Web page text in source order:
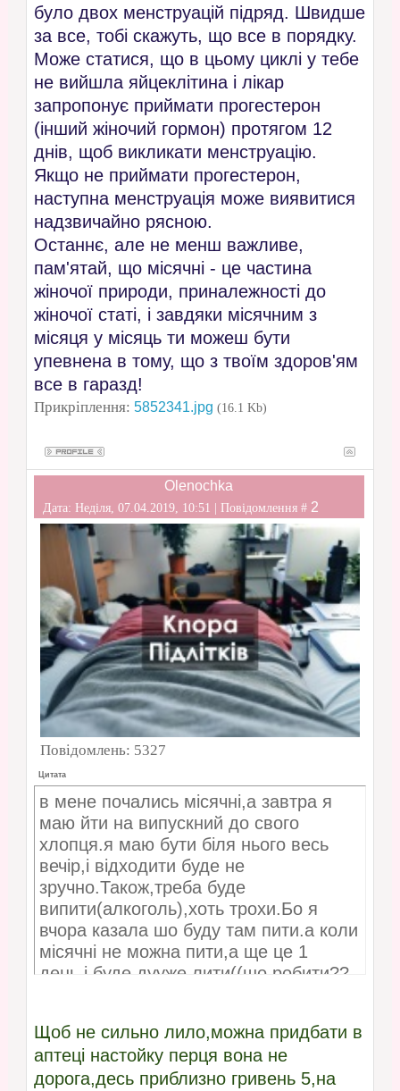
було двох менструацій підряд. Швидше
за все, тобі скажуть, що все в порядку.
Може статися, що в цьому циклі у тебе
не вийшла яйцеклітина і лікар
запропонує приймати прогестерон
(інший жіночий гормон) протягом 12
днів, щоб викликати менструацію.
Якщо не приймати прогестерон,
наступна менструація може виявитися
надзвичайно рясною.
Останнє, але не менш важливе,
пам'ятай, що місячні - це частина
жіночої природи, приналежності до
жіночої статі, і завдяки місячним з
місяця у місяць ти можеш бути
упевнена в тому, що з твоїм здоров'ям
все в гаразд!
Прикріплення: 5852341.jpg (16.1 Kb)
Olenochka
Дата: Неділя, 07.04.2019, 10:51 | Повідомлення # 2
Повідомлень: 5327
Цитата
в мене почались місячні,а завтра я
маю йти на випускний до свого
хлопця.я маю бути біля нього весь
вечір,і відходити буде не
зручно.Також,треба буде
випити(алкоголь),хоть трохи.Бо я
вчора казала шо буду там пити.а коли
місячні не можна пити,а ще це 1
день,і буде дууже лити((шо робити??
Щоб не сильно лило,можна придбати в
аптеці настойку перця вона не
дорога,десь приблизно гривень 5,на